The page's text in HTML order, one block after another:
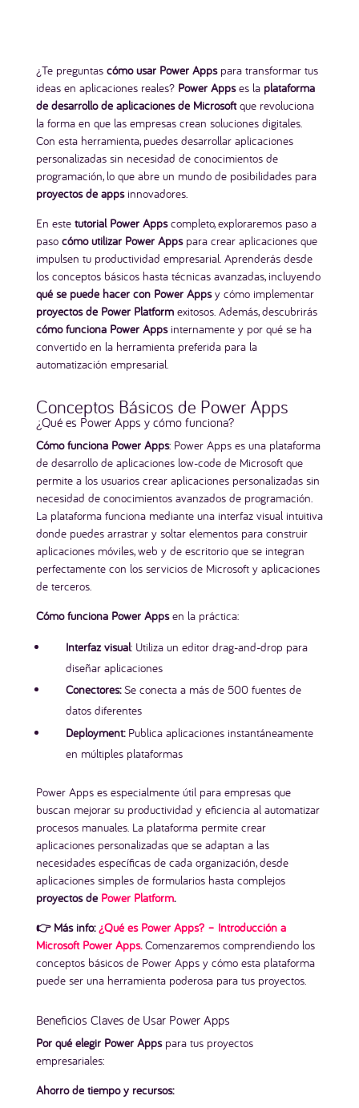
¿Te preguntas cómo usar Power Appspara transformar tus
ideas en aplicaciones reales? Power Appses la plataforma
de desarrollo de aplicaciones de Microsoftque revoluciona
la forma en que las empresas crean soluciones digitales.
Con esta herramienta, puedes desarrollar aplicaciones
personalizadas sin necesidad de conocimientos de
programación, lo que abre un mundo de posibilidades para
proyectos de appsinnovadores.
En este tutorial Power Appscompleto, exploraremos paso a
paso cómo utilizar Power Appspara crear aplicaciones que
impulsen tu productividad empresarial. Aprenderás desde
los conceptos básicos hasta técnicas avanzadas, incluyendo
qué se puede hacer con Power Appsy cómo implementar
proyectos de Power Platformexitosos. Además, descubrirás
cómo funciona Power Appsinternamente y por qué se ha
convertido en la herramienta preferida para la
automatización empresarial.
Conceptos Básicos de Power Apps
¿Qué es Power Apps y cómo funciona?
Cómo funciona Power Apps: Power Apps es una plataforma
de desarrollo de aplicaciones low-code de Microsoft que
permite a los usuarios crear aplicaciones personalizadas sin
necesidad de conocimientos avanzados de programación.
La plataforma funciona mediante una interfaz visual intuitiva
donde puedes arrastrar y soltar elementos para construir
aplicaciones móviles, web y de escritorio que se integran
perfectamente con los servicios de Microsoft y aplicaciones
de terceros.
Cómo funciona Power Appsen la práctica:
Interfaz visual: Utiliza un editor drag-and-drop para
diseñar aplicaciones
Conectores:Se conecta a más de 500 fuentes de
datos diferentes
Deployment:Publica aplicaciones instantáneamente
en múltiples plataformas
Power Apps es especialmente útil para empresas que
buscan mejorar su productividad y eficiencia al automatizar
procesos manuales. La plataforma permite crear
aplicaciones personalizadas que se adaptan a las
necesidades específicas de cada organización, desde
aplicaciones simples de formularios hasta complejos
proyectos de Power Platform.
👉 Más info: ¿Qué es Power Apps? – Introducción a
Microsoft Power Apps.Comenzaremos comprendiendo los
conceptos básicos de Power Apps y cómo esta plataforma
puede ser una herramienta poderosa para tus proyectos.
Beneficios Claves de Usar Power Apps
Por qué elegir Power Appspara tus proyectos
empresariales:
Ahorro de tiempo y recursos: